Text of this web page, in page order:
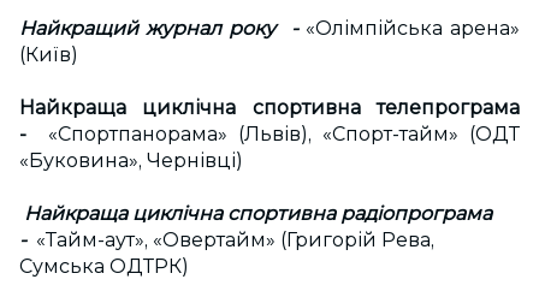
Найкращий журнал року -«Олімпійська арена»
(Київ)
Найкраща циклічна спортивна телепрограма
-
«Спортпанорама» (Львів), «Спорт-тайм» (ОДТ
«Буковина», Чернівці)
Найкраща циклічна спортивна радіопрограма
- «Тайм-аут», «Овертайм» (Григорій Рева,
Сумська ОДТРК)